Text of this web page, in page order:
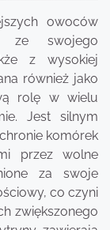
owoców
ze swojego
z wysokiej
również jako
rolę w wielu
Jest silnym
komórek
przez wolne
za swoje
co czyni
zwiększonego